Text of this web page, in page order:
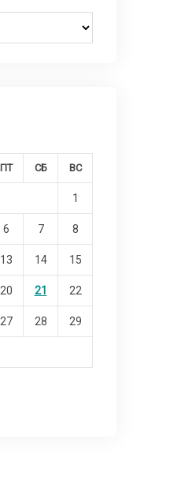
ПТ СБ ВС
1
6 7 8
13 14 15
20 21 22
27 28 29